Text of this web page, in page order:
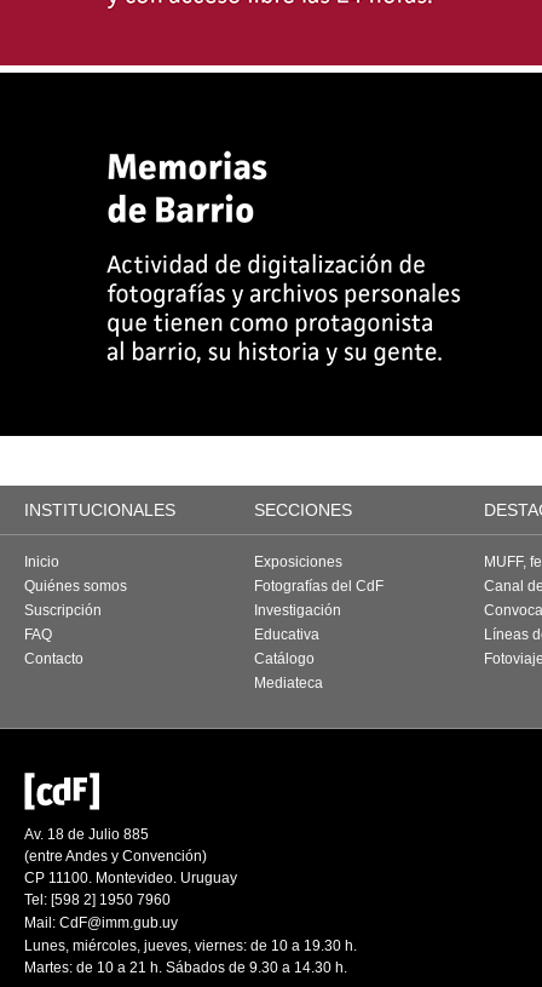
INSTITUCIONALES SECCIONES
Inicio
Quiénes somos
Suscripción
FAQ
Contacto
Exposiciones
Fotografías del CdF
Investigación
Educativa
Catálogo
Mediateca
MUFF,
Canal
Líneas
Av. 18 de Julio 885
(entre Andes y Convención)
CP 11100. Montevideo. Uruguay
Tel: [598 2] 1950 7960
Mail: CdF@imm.gub.uy
Lunes, miércoles, jueves, viernes: de 10 a 19.30 h.
Martes: de 10 a 21 h. Sábados de 9.30 a 14.30 h.